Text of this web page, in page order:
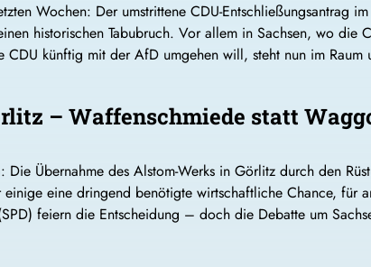
Wochen: Der umstrittene CDU-Entschließungsantrag
historischen Tabubruch. Vor allem in Sachsen, wo
künftig mit der AfD umgehen will, steht nun im
– Waffenschmiede statt
Die Übernahme des Alstom-Werks in Görlitz durch den
eine dringend benötigte wirtschaftliche Chance, für
feiern die Entscheidung – doch die Debatte um